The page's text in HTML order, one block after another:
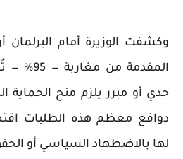
وكشفت الوزيرة أمام البرلمان
المقدمة من مغاربة — 95% — تُرفض
جدي أو مبرر يلزم منح الحماية
دوافع معظم هذه الطلبات
لها بالاضطهاد السياسي أو